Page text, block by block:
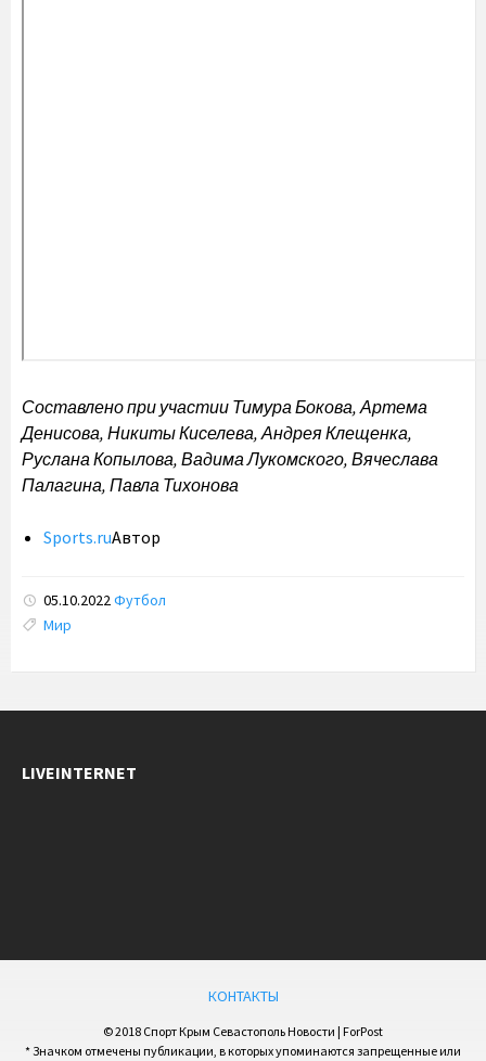
Составлено при участии Тимура Бокова, Артема
Денисова, Никиты Киселева, Андрея Клещенка,
Руслана Копылова, Вадима Лукомского, Вячеслава
Палагина, Павла Тихонова
Sports.ruАвтор
05.10.2022Футбол
Tags:
Мир
LIVEINTERNET
КОНТАКТЫ
© 2018 Спорт Крым Севастополь Новости | ForPost
* Значком отмечены публикации, в которых упоминаются запрещенные или